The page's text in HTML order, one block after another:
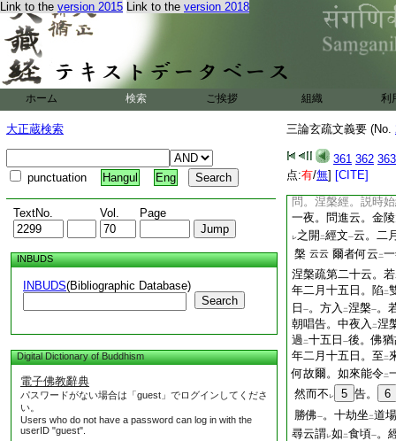
Link to the version 2015 Link to the version 2018
ホーム 検索 ご挨拶 組織 利
大正蔵検索
punctuation Hangul Eng
TextNo. Vol. Page
INBUDS
INBUDS(Bibliographic Database)
Search
Digital Dictionary of Buddhism
電子佛教辭典
パスワードがない場合は「guest」でログインしてくださ
い。
Users who do not have a password can log in with the
userID "guest".
三論玄疏文義要 (No.
361 362 363
点:有/無] [CITE]
問。以二三達 。名 二
耶。進云。他心
。證
明
何耶。答恐文誤歟
他世心之所趣一。故
涅槃疏十三云。若
過去
仁王疏上云。三
達 文
問。涅槃經。説時
一夜。問進云。金
レ之開 二經文一云。二
槃 云云 爾者何云 二
涅槃疏第二十云。若
年二月十五日。陷二
日 一。方入 二涅槃一。
朝唱告。中夜入 二涅
過 二十五日 一後。佛
年二月十五日。至 二
何故爾。如來能令二
然而不 レ 5 告。
6
勝佛一。十劫坐 二道場
尋云謂レ如 二食頃一。